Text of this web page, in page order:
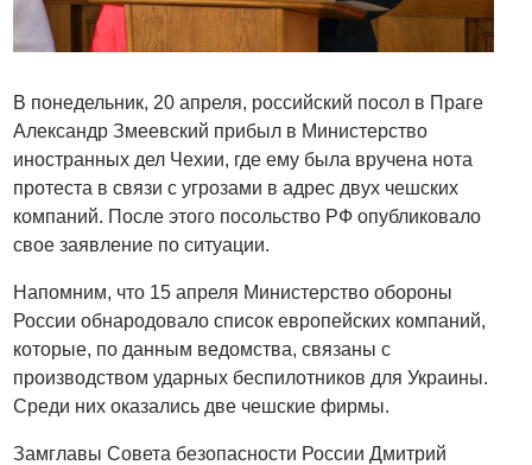
В понедельник, 20 апреля, российский посол в Праге
Александр Змеевский прибыл в Министерство
иностранных дел Чехии, где ему была вручена нота
протеста в связи с угрозами в адрес двух чешских
компаний. После этого посольство РФ опубликовало
свое заявление по ситуации.
Напомним, что 15 апреля Министерство обороны
России обнародовало список европейских компаний,
которые, по данным ведомства, связаны с
производством ударных беспилотников для Украины.
Среди них оказались две чешские фирмы.
Замглавы Совета безопасности России Дмитрий